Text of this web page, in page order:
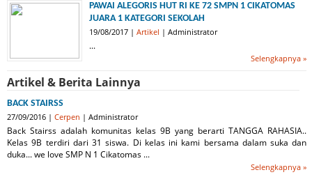
PAWAI ALEGORIS HUT RI KE 72 SMPN 1 CIKATOMAS
JUARA 1 KATEGORI SEKOLAH
19/08/2017 | Artikel | Administrator
...
Selengkapnya »
Artikel & Berita Lainnya
BACK STAIRSS
27/09/2016 | Cerpen | Administrator
Back Stairss adalah komunitas kelas 9B yang berarti TANGGA RAHASIA..
Kelas 9B terdiri dari 31 siswa. Di kelas ini kami bersama dalam suka dan
duka... we love SMP N 1 Cikatomas ...
Selengkapnya »